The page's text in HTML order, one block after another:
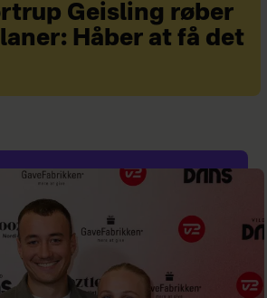
Geisling røber
Håber at få det